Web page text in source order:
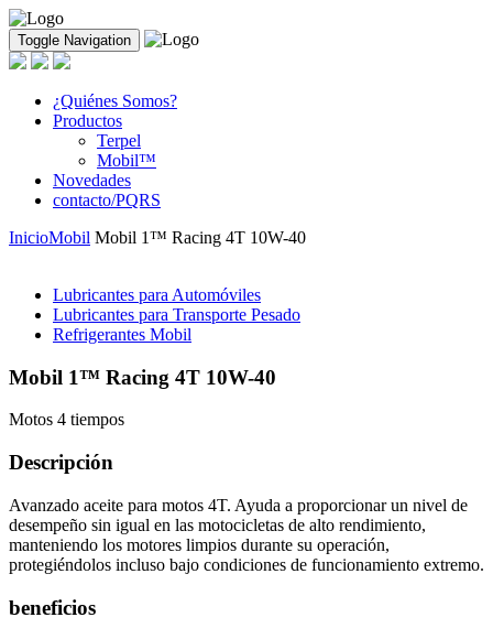
Toggle Navigation
¿Quiénes Somos?
Productos
Terpel
Mobil™
Novedades
contacto/PQRS
InicioMobil Mobil 1™ Racing 4T 10W-40
Lubricantes para Automóviles
Lubricantes para Transporte Pesado
Refrigerantes Mobil
Mobil 1™ Racing 4T 10W-40
Motos 4 tiempos
Descripción
Avanzado aceite para motos 4T. Ayuda a proporcionar un nivel de
desempeño sin igual en las motocicletas de alto rendimiento,
manteniendo los motores limpios durante su operación,
protegiéndolos incluso bajo condiciones de funcionamiento extremo.
beneficios